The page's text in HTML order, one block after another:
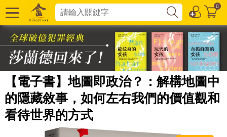
0
【電子書】地圖即政治？：解構地圖中
的隱藏敘事，如何左右我們的價值觀和
看待世界的方式